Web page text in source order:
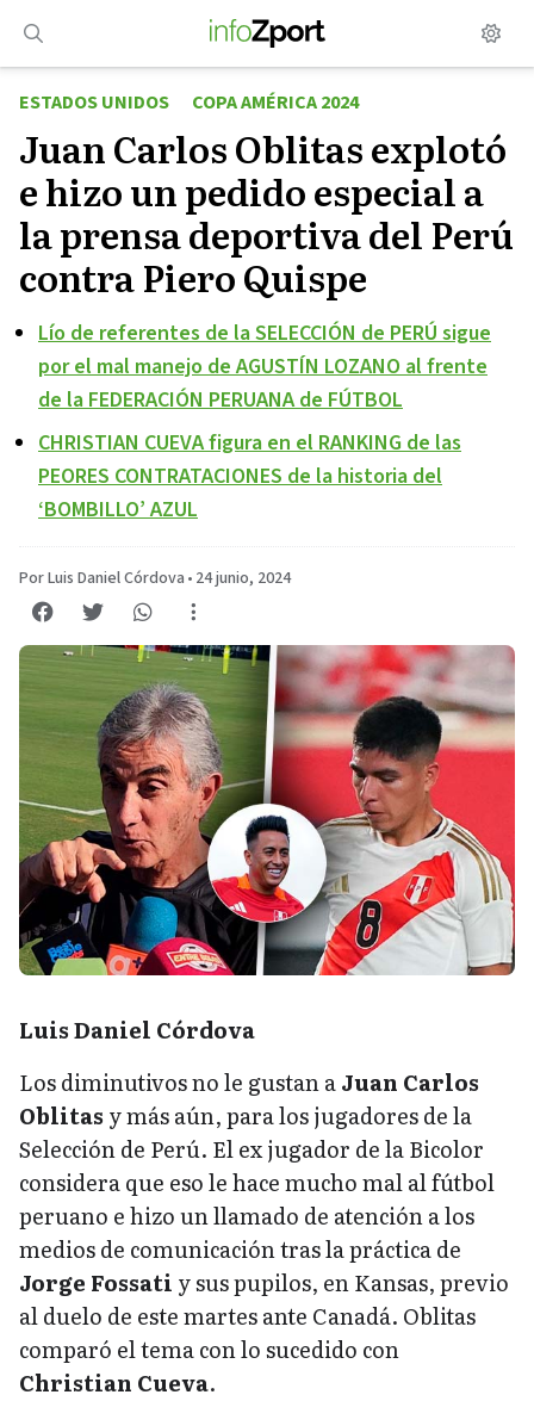
contenido
ESTADOS UNIDOS
COPA AMÉRICA 2024
Juan Carlos Oblitas explotó
e hizo un pedido especial a
la prensa deportiva del Perú
contra Piero Quispe
Lío de referentes de la SELECCIÓN de PERÚ sigue
por el mal manejo de AGUSTÍN LOZANO al frente
de la FEDERACIÓN PERUANA de FÚTBOL
CHRISTIAN CUEVA figura en el RANKING de las
PEORES CONTRATACIONES de la historia del
‘BOMBILLO’ AZUL
Por Luis Daniel Córdova • 24 junio, 2024
Luis Daniel Córdova
Los diminutivos no le gustan aJuan Carlos
Oblitas y más aún, para los jugadores de la
Selección de Perú. El ex jugador de la Bicolor
considera que eso le hace mucho mal al fútbol
peruano e hizo un llamado de atención a los
medios de comunicación tras la práctica de
Jorge Fossati y sus pupilos, en Kansas, previo
al duelo de este martes ante Canadá. Oblitas
comparó el tema con lo sucedido con
Christian Cueva.